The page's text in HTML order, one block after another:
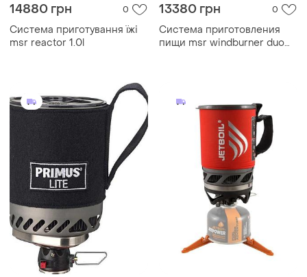
14880 грн 0
Система приготування їжі
msr reactor 1.0l
13380 грн 0
Система приготовления
пищи msr windburner duo